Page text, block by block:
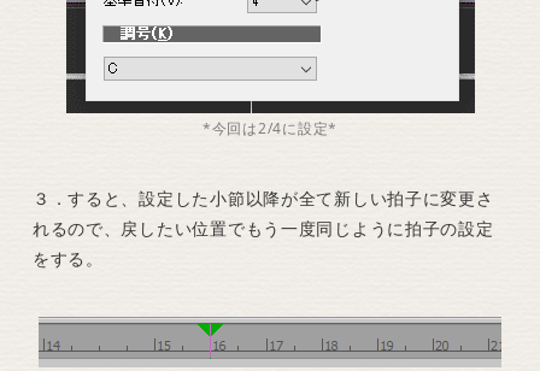
*今回は2/4に設定*
３．すると、設定した小節以降が全て新しい拍子に変更さ
れるので、戻したい位置でもう一度同じように拍子の設定
をする。